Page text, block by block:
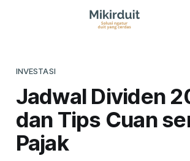
INVESTASI
Jadwal Dividen
dan Tips Cuan
Pajak